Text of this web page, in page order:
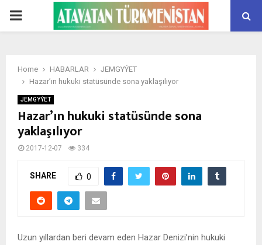
PRIMARY
Home HABARLAR
JEMGYÝET
Hazar’ın hukuki statüsünde sona yaklaşılıyor
JEMGYÝET
Hazar’ın hukuki statüsünde sona
yaklaşılıyor
2017-12-07 334
SHARE 0
Uzun yıllardan beri devam eden Hazar Denizi’nin hukuki